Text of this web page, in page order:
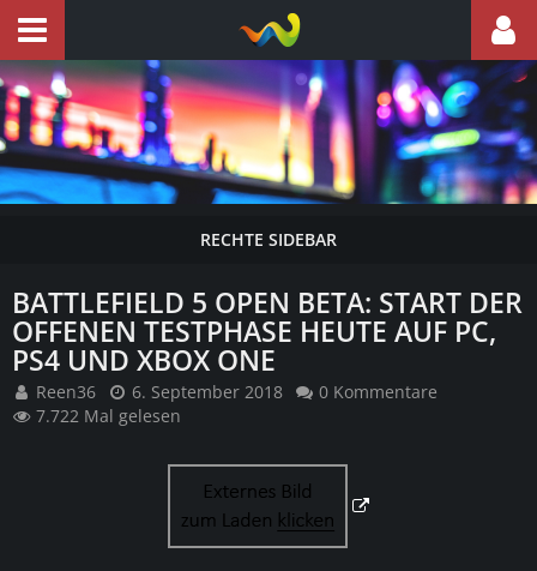
BATTLEFIELD 5 ​OPEN BETA: START DER
OFFENEN TESTPHASE HEUTE AUF PC,
PS4 UND XBOX ONE
Reen36 6. September 2018
0 Kommentare
7.722 Mal gelesen